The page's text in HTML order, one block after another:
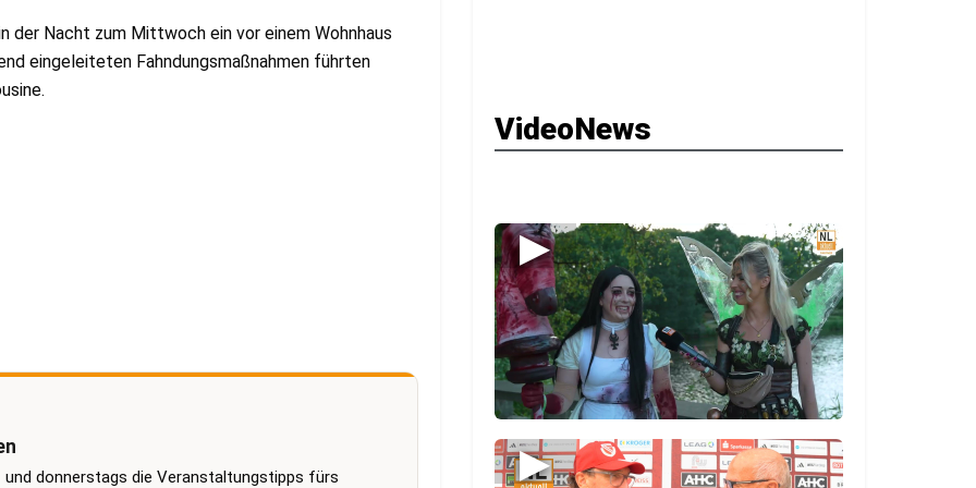
der Nacht zum Mittwoch ein vor einem Wohnhaus
eingeleiteten Fahndungsmaßnahmen führten
donnerstags die Veranstaltungstipps fürs
VideoNews
▶
▶